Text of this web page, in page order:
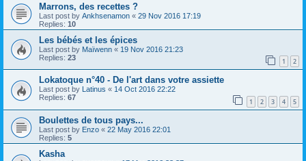
Marrons, des recettes ?
Last post by Ankhsenamon « 29 Nov 2016 17:19
Replies: 10
Les bébés et les épices
Last post by Maïwenn « 19 Nov 2016 21:23
Replies: 23 1 2
Lokatoque n°40 - De l'art dans votre assiette
Last post by Latinus « 14 Oct 2016 22:22
Replies: 67 1 2 3 4 5
Boulettes de tous pays...
Last post by Enzo « 22 May 2016 22:01
Replies: 5
Kasha